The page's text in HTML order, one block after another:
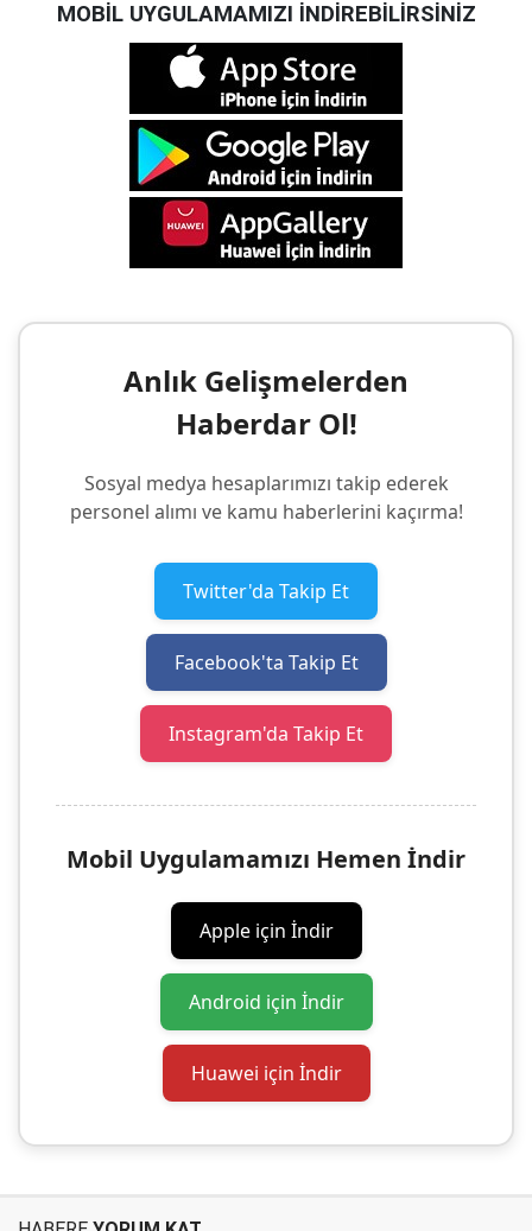
MOBİL UYGULAMAMIZI İNDİREBİLİRSİNİZ
Anlık Gelişmelerden
Haberdar Ol!
Sosyal medya hesaplarımızı takip ederek
personel alımı ve kamu haberlerini kaçırma!
Twitter'da Takip Et
Facebook'ta Takip Et
Instagram'da Takip Et
Mobil Uygulamamızı Hemen İndir
Apple için İndir
Android için İndir
Huawei için İndir